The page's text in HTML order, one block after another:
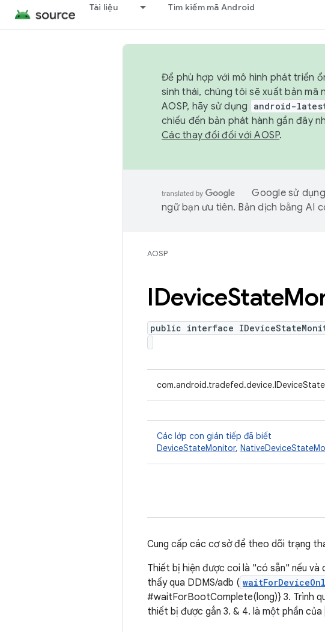
Tài liệu Tìm kiếm mã Android
Để phù hợp với mô hình phát triển
sinh thái, chúng tôi sẽ xuất bản mã
AOSP, hãy sử dụng
android-
chiếu đến bản phát hành gần đây
Các thay đổi đối với AOSP.
Google sử
ngữ bạn ưu tiên. Bản dịch bằng AI
AOSP
IDeviceState
public interface
Các lớp con gián tiếp đã biết
DeviceStateMonitor,
Cung cấp các cơ sở để theo dõi trạng
Thiết bị hiện được coi là "có sẵn" nếu
thấy qua DDMS/adb (
#waitForBootComplete(long)} 3. Trình
thiết bị được gắn 3. & 4. là một phần của